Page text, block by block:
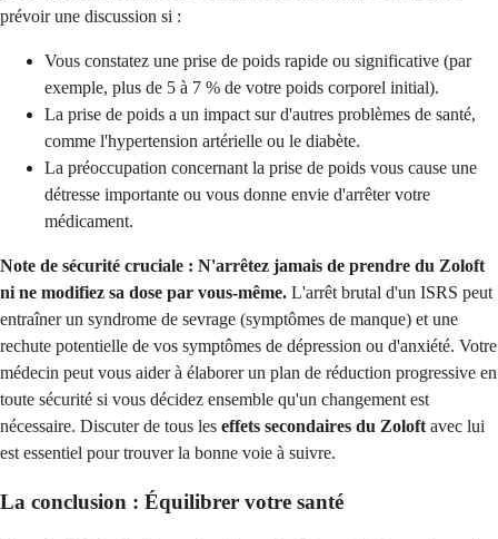
prévoir une discussion si :
Vous constatez une prise de poids rapide ou significative (par
exemple, plus de 5 à 7 % de votre poids corporel initial).
La prise de poids a un impact sur d'autres problèmes de santé,
comme l'hypertension artérielle ou le diabète.
La préoccupation concernant la prise de poids vous cause une
détresse importante ou vous donne envie d'arrêter votre
médicament.
Note de sécurité cruciale : N'arrêtez jamais de prendre du Zoloft
ni ne modifiez sa dose par vous-même. L'arrêt brutal d'un ISRS peut
entraîner un syndrome de sevrage (symptômes de manque) et une
rechute potentielle de vos symptômes de dépression ou d'anxiété. Votre
médecin peut vous aider à élaborer un plan de réduction progressive en
toute sécurité si vous décidez ensemble qu'un changement est
nécessaire. Discuter de tous les effets secondaires du Zoloft avec lui
est essentiel pour trouver la bonne voie à suivre.
La conclusion : Équilibrer votre santé